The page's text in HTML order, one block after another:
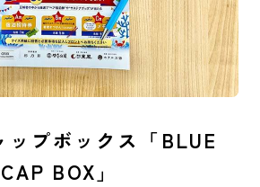
ップボックス「BLUE
CAP BOX」